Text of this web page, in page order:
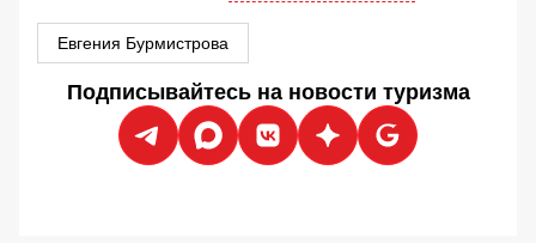
Евгения Бурмистрова
Подписывайтесь на новости туризма